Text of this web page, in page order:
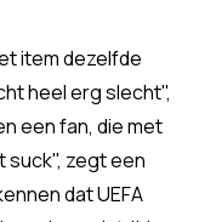
item dezelfde
heel erg slecht",
een fan, die met
suck", zegt een
dat UEFA